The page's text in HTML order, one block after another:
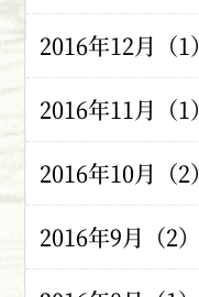
2016年12月（1）
2016年11月（1）
2016年10月（2）
2016年9月（2）